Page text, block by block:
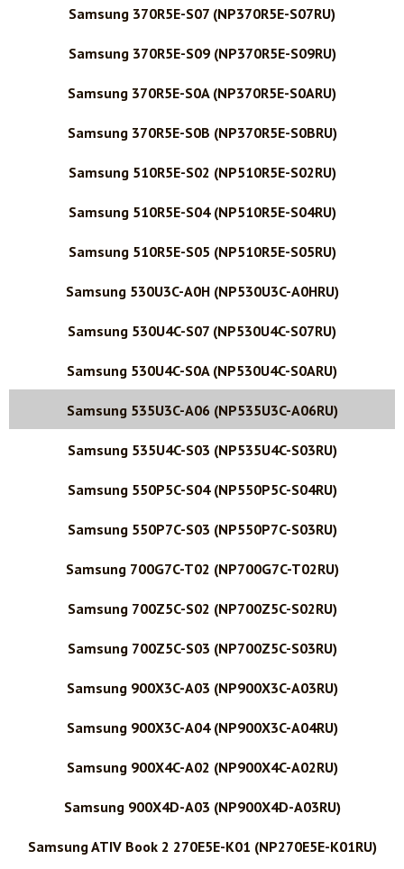
Samsung 370R5E-S07 (NP370R5E-S07RU)
Samsung 370R5E-S09 (NP370R5E-S09RU)
Samsung 370R5E-S0A (NP370R5E-S0ARU)
Samsung 370R5E-S0B (NP370R5E-S0BRU)
Samsung 510R5E-S02 (NP510R5E-S02RU)
Samsung 510R5E-S04 (NP510R5E-S04RU)
Samsung 510R5E-S05 (NP510R5E-S05RU)
Samsung 530U3C-A0H (NP530U3C-A0HRU)
Samsung 530U4C-S07 (NP530U4C-S07RU)
Samsung 530U4C-S0A (NP530U4C-S0ARU)
Samsung 535U3C-A06 (NP535U3C-A06RU)
Samsung 535U4C-S03 (NP535U4C-S03RU)
Samsung 550P5C-S04 (NP550P5C-S04RU)
Samsung 550P7C-S03 (NP550P7C-S03RU)
Samsung 700G7C-T02 (NP700G7C-T02RU)
Samsung 700Z5C-S02 (NP700Z5C-S02RU)
Samsung 700Z5C-S03 (NP700Z5C-S03RU)
Samsung 900X3C-A03 (NP900X3C-A03RU)
Samsung 900X3C-A04 (NP900X3C-A04RU)
Samsung 900X4C-A02 (NP900X4C-A02RU)
Samsung 900X4D-A03 (NP900X4D-A03RU)
Samsung ATIV Book 2 270E5E-K01 (NP270E5E-K01RU)